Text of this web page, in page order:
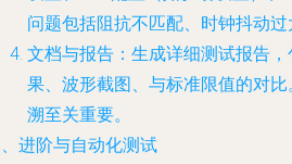
问题包括阻抗不匹配、时钟抖动过
文档与报告 ：生成详细测试报告
果、波形截图、与标准限值的对
溯至关重要。
进阶与自动化测试